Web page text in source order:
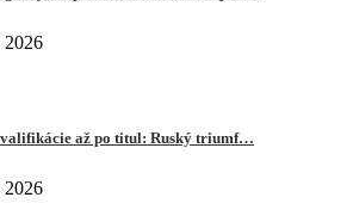
2026
až po titul: Ruský triumf…
2026